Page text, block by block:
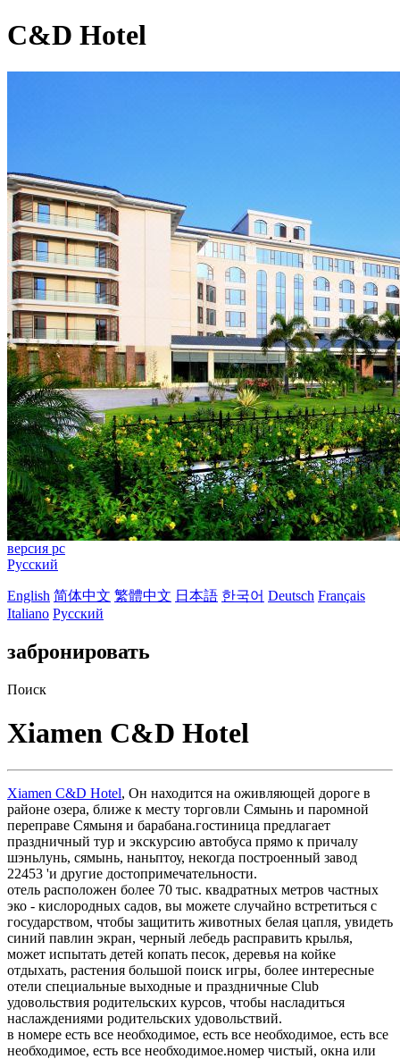
C&D Hotel
версия pc
Русский
English 简体中文 繁體中文 日本語 한국어 Deutsch Français
Italiano Русский
забронировать
Поиск
Xiamen C&D Hotel
Xiamen C&D Hotel, Он находится на оживляющей дороге в
районе озера, ближе к месту торговли Сямынь и паромной
переправе Сямыня и барабана.гостиница предлагает
праздничный тур и экскурсию автобуса прямо к причалу
шэньлунь, сямынь, наньптоу, некогда построенный завод
22453 'и другие достопримечательности.
отель расположен более 70 тыс. квадратных метров частных
эко - кислородных садов, вы можете случайно встретиться с
государством, чтобы защитить животных белая цапля, увидеть
синий павлин экран, черный лебедь расправить крылья,
может испытать детей копать песок, деревья на койке
отдыхать, растения большой поиск игры, более интересные
отели специальные выходные и праздничные Club
удовольствия родительских курсов, чтобы насладиться
наслаждениями родительских удовольствий.
в номере есть все необходимое, есть все необходимое, есть все
необходимое, есть все необходимое.номер чистый, окна или